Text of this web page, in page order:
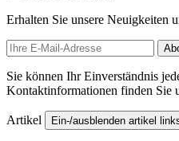
Erhalten Sie unsere Neuigkeiten
Sie können Ihr Einverständnis
Kontaktinformationen finden Sie
Artikel Ein-/ausblenden artikel